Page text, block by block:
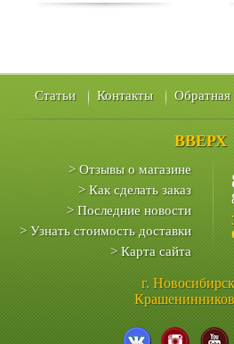
Статьи Контакты Обратная
ВВЕРХ
> Отзывы о магазине
> Как сделать заказ
> Последние новости
> Узнать стоимость доставки
> Карта сайта
г.